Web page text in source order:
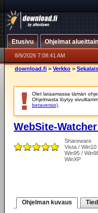
Etusivu Ohjelmat alueittain
8/9/2026 7:08:41 AM
download.fi > Verkko >
Olet lataamassa tämän
Ohjelmasta löytyy
betaversio)
WebSite-
Shareware
Vista / Win10
Win95 /
WinXP
Ohjelman kuvaus